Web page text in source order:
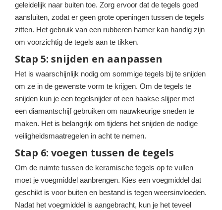
geleidelijk naar buiten toe. Zorg ervoor dat de tegels goed
aansluiten, zodat er geen grote openingen tussen de tegels
zitten. Het gebruik van een rubberen hamer kan handig zijn
om voorzichtig de tegels aan te tikken.
Stap 5: snijden en aanpassen
Het is waarschijnlijk nodig om sommige tegels bij te snijden
om ze in de gewenste vorm te krijgen. Om de tegels te
snijden kun je een tegelsnijder of een haakse slijper met
een diamantschijf gebruiken om nauwkeurige sneden te
maken. Het is belangrijk om tijdens het snijden de nodige
veiligheidsmaatregelen in acht te nemen.
Stap 6: voegen tussen de tegels
Om de ruimte tussen de keramische tegels op te vullen
moet je voegmiddel aanbrengen. Kies een voegmiddel dat
geschikt is voor buiten en bestand is tegen weersinvloeden.
Nadat het voegmiddel is aangebracht, kun je het teveel